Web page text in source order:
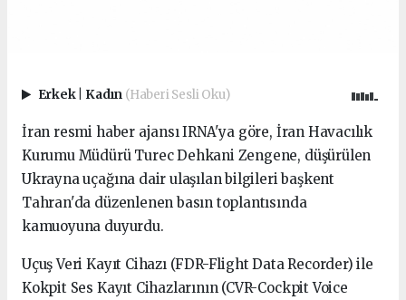
Erkek Kadın (Haberi Sesli Oku)
İran resmi haber ajansı IRNA'ya göre, İran Havacılık
Kurumu Müdürü Turec Dehkani Zengene, düşürülen
Ukrayna uçağına dair ulaşılan bilgileri başkent
Tahran'da düzenlenen basın toplantısında
kamuoyuna duyurdu.
Uçuş Veri Kayıt Cihazı (FDR-Flight Data Recorder) ile
Kokpit Ses Kayıt Cihazlarının (CVR-Cockpit Voice